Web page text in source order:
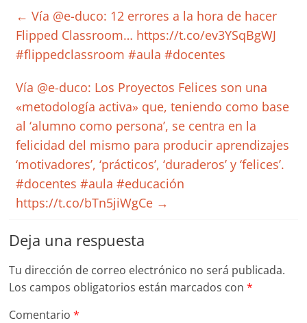
← Vía @e-duco: 12 errores a la hora de hacer
Flipped Classroom… https://t.co/ev3YSqBgWJ
#flippedclassroom #aula #docentes
Vía @e-duco: Los Proyectos Felices son una
«metodología activa» que, teniendo como base
al ‘alumno como persona’, se centra en la
felicidad del mismo para producir aprendizajes
‘motivadores’, ‘prácticos’, ‘duraderos’ y ‘felices’.
#docentes #aula #educación
https://t.co/bTn5jiWgCe →
Deja una respuesta
Tu dirección de correo electrónico no será publicada.
Los campos obligatorios están marcados con*
Comentario*